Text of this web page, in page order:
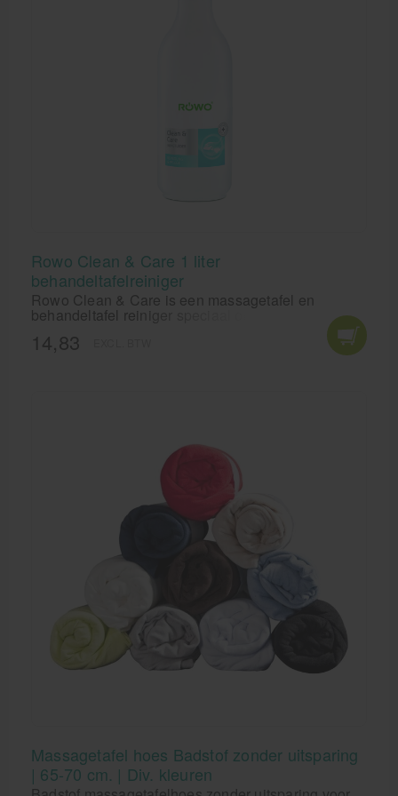
Rowo Clean & Care 1 liter
behandeltafelreiniger
Rowo Clean & Care is een massagetafel en
behandeltafel reiniger speciaal ontwikkeld voor de
dagelijkse reiniging van uw behandelbank. De
samenstelling van Rowo Clean & Care tafel reiniger
is veilig voor gebruik op Skai-leder, kunststof en
14,83
Massagetafel hoes Badstof zonder uitsparing
| 65-70 cm. | Div. kleuren